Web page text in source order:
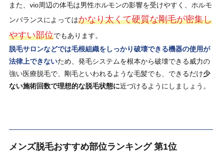
また、vio周辺の体毛は男性ホルモンの影響を受けやすく、ホルモ
ンバランスによってはかなり太くて硬質な剛毛が密集し
やすい部位でもあります。
脱毛サロンなどでは毛根組織をしっかり破壊できる機器の使用が
法律上できないため、発毛システムを根本から破壊できる威力の
強い医療脱毛で、剛毛といわれるような毛髪でも、できるだけ少
ない施術回数で理想的な脱毛状態に近づけるようにしましょう。
メンズ脱毛おすすめ部位ランキング 第1位